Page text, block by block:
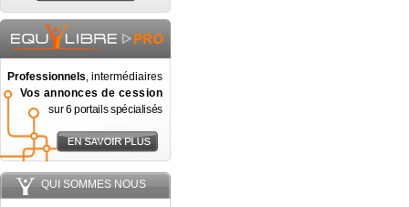
Professionnels, intermédiaires
Vos annonces de cession
sur 6 portails spécialisés
QUI SOMMES NOUS